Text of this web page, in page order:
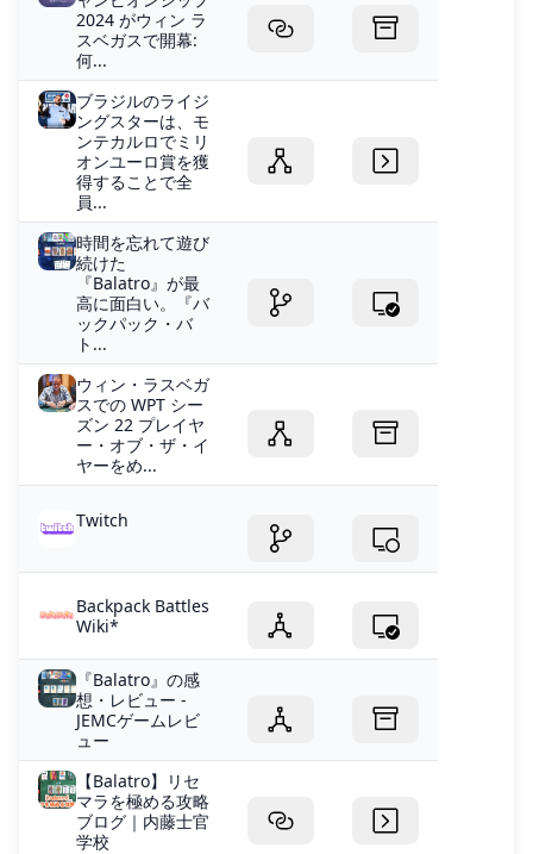
2024 がウィン ラ
スベガスで開幕:
何...
ブラジルのライジ
ングスターは、モ
ンテカルロでミリ
オンユーロ賞を獲
得することで全
員...
時間を忘れて遊び
続けた
『Balatro』が最
高に面白い。『バ
ックパック・バ
ト...
ウィン・ラスベガ
スでの WPT シー
ズン 22 プレイヤ
ー・オブ・ザ・イ
ヤーをめ...
Twitch
Backpack Battles
Wiki*
『Balatro』の感
想・レビュー -
JEMCゲームレビ
ュー
【Balatro】リセ
マラを極める攻略
ブログ｜内藤士官
学校